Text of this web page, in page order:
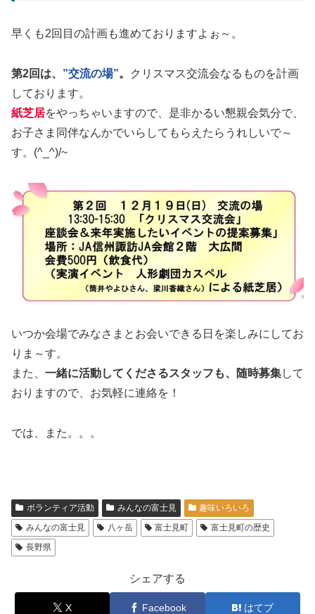
早くも2回目の計画も進めておりますよぉ～。
第2回は、 ”交流の場”。
クリスマス交流会なるものを計画
しております。
紙芝居をやっちゃいますので、是非かるい懇親会気分で、
お子さま同伴なんかでいらしてもらえたらうれしいで～
す。(^_^)/~
いつか会場でみなさまとお会いできる日を楽しみにしてお
りま～す。
また、 一緒に活動してくださるスタッフも、随時募集して
おりますので、お気軽に連絡を！
では、また。。。
ボランティア活動 みんなの富士見
趣味いろいろ
みんなの富士見
八ヶ岳 富士見町
富士見町の歴史
長野県
シェアする
X Facebook はてブ